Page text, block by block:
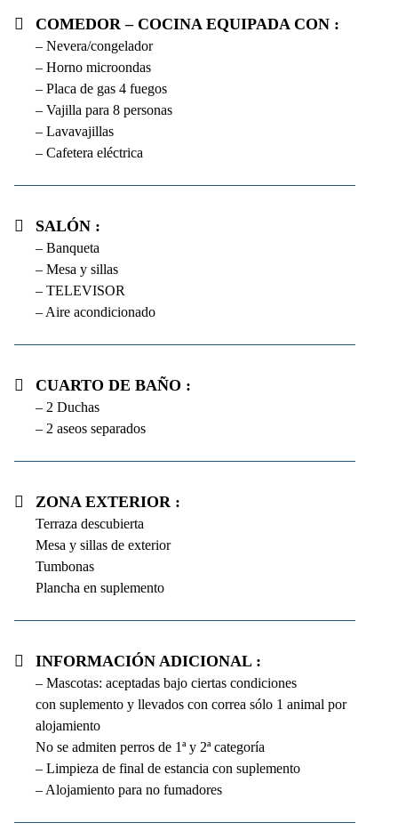
Comedor – cocina equipada con :
– Nevera/congelador
– Horno microondas
– Placa de gas 4 fuegos
– Vajilla para 8 personas
– Lavavajillas
– Cafetera eléctrica
Salón :
– Banqueta
– Mesa y sillas
– TELEVISOR
– Aire acondicionado
Cuarto de baño :
– 2 Duchas
– 2 aseos separados
Zona exterior :
Terraza descubierta
Mesa y sillas de exterior
Tumbonas
Plancha en suplemento
Información adicional :
– Mascotas: aceptadas bajo ciertas condiciones
con suplemento y llevados con correa sólo 1 animal por
alojamiento
No se admiten perros de 1ª y 2ª categoría
– Limpieza de final de estancia con suplemento
– Alojamiento para no fumadores